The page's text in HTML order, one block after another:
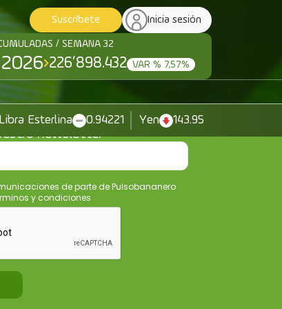
Suscríbete Inicia sesión
/ SEMANA 32
2026 226’898.432 VAR % 7,57%
Libra Esterlina 0.94221 Yen 143.95
newsletter
de parte de Pulsobananero
y condiciones